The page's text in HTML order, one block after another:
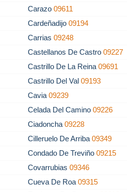
Carazo09611
Cardeñadijo09194
Carrias09248
Castellanos De Castro09227
Castrillo De La Reina09691
Castrillo Del Val09193
Cavia09239
Celada Del Camino09226
Ciadoncha09228
Cilleruelo De Arriba09349
Condado De Treviño09215
Covarrubias09346
Cueva De Roa09315